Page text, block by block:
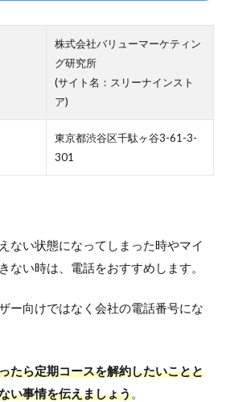
株式会社バリューマーケティン
グ研究所
(サイト名：スリーナインスト
ア)
東京都渋谷区千駄ヶ谷3-61-3-
301
ない状態になってしまった時やマイ
ない時は、電話をおすすめします。
ー向けではなく会社の電話番号にな
たら定期コースを解約したいことと
い事情を伝えましょう。